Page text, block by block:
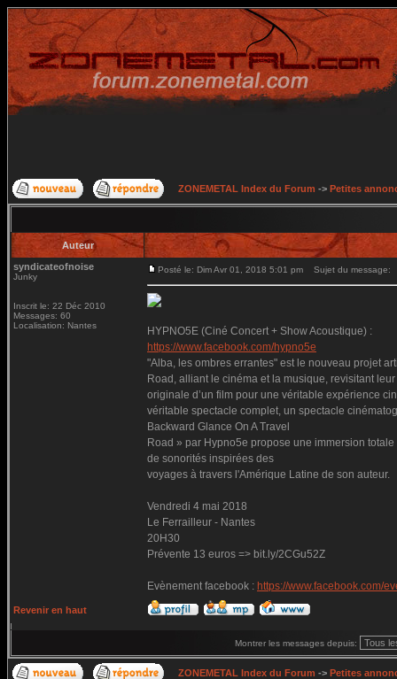
ZONEMETAL Index du Forum -> Petites
Auteur
syndicateofnoise
Junky
Inscrit le: 22 Déc 2010
Messages: 60
Localisation: Nantes
Posté le: Dim Avr 01, 2018 5:01 pm Sujet du message:
HYPNO5E (Ciné Concert + Show Acoustique) :
https://www.facebook.com/hypno5e
"Alba, les ombres errantes" est le nouveau projet
Road, alliant le cinéma et la musique, revisitant
originale d’un film pour une véritable expérience
véritable spectacle complet, un spectacle
Backward Glance On A Travel
Road » par Hypno5e propose une immersion
de sonorités inspirées des
voyages à travers l'Amérique Latine de son auteur.
Vendredi 4 mai 2018
Le Ferrailleur - Nantes
20H30
Prévente 13 euros => bit.ly/2CGu52Z
Evènement facebook : https://www.facebook.com/
Revenir en haut
Montrer les messages depuis:
ZONEMETAL Index du Forum -> Petites